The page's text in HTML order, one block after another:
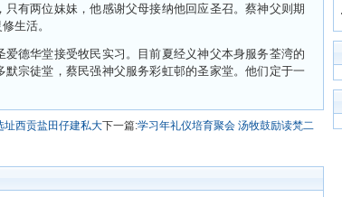
有两位妹妹，他感谢父母接纳他回应圣召。蔡神父则期
生活。
德华堂接受牧民实习。目前夏经义神父本身服务荃湾的
宗徒堂，蔡民强神父服务彩虹邨的圣家堂。他们定于一
址西贡盐田仔建私大下一篇:学习年礼仪培育聚会 汤牧鼓励读梵二